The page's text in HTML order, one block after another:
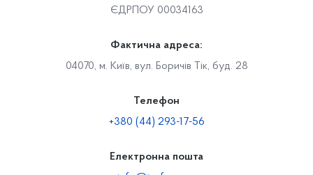
ЄДРПОУ 00034163
Фактична адреса:
04070, м. Київ, вул. Боричів Тік, буд. 28
Телефон
+380 (44) 293-17-56
Електронна пошта